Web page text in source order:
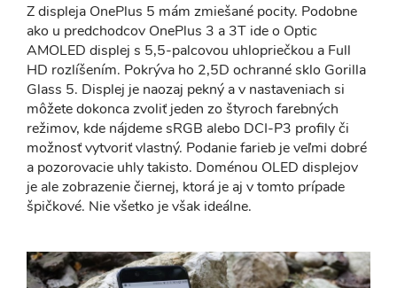
Z displeja OnePlus 5 mám zmiešané pocity. Podobne
ako u predchodcov OnePlus 3 a 3T ide o Optic
AMOLED displej s 5,5-palcovou uhlopriečkou a Full
HD rozlíšením. Pokrýva ho 2,5D ochranné sklo Gorilla
Glass 5. Displej je naozaj pekný a v nastaveniach si
môžete dokonca zvoliť jeden zo štyroch farebných
režimov, kde nájdeme sRGB alebo DCI-P3 profily či
možnosť vytvoriť vlastný. Podanie farieb je veľmi dobré
a pozorovacie uhly takisto. Doménou OLED displejov
je ale zobrazenie čiernej, ktorá je aj v tomto prípade
špičkové. Nie všetko je však ideálne.